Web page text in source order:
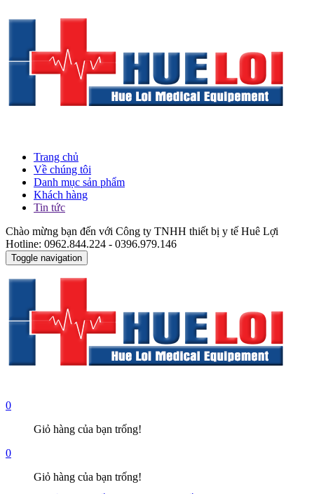
Trang chủ
Về chúng tôi
Danh mục sản phẩm
Khách hàng
Tin tức
Chào mừng bạn đến với Công ty TNHH thiết bị y tế Huê Lợi
Hotline: 0962.844.224 - 0396.979.146
Toggle navigation
0
Giỏ hàng của bạn trống!
0
Giỏ hàng của bạn trống!